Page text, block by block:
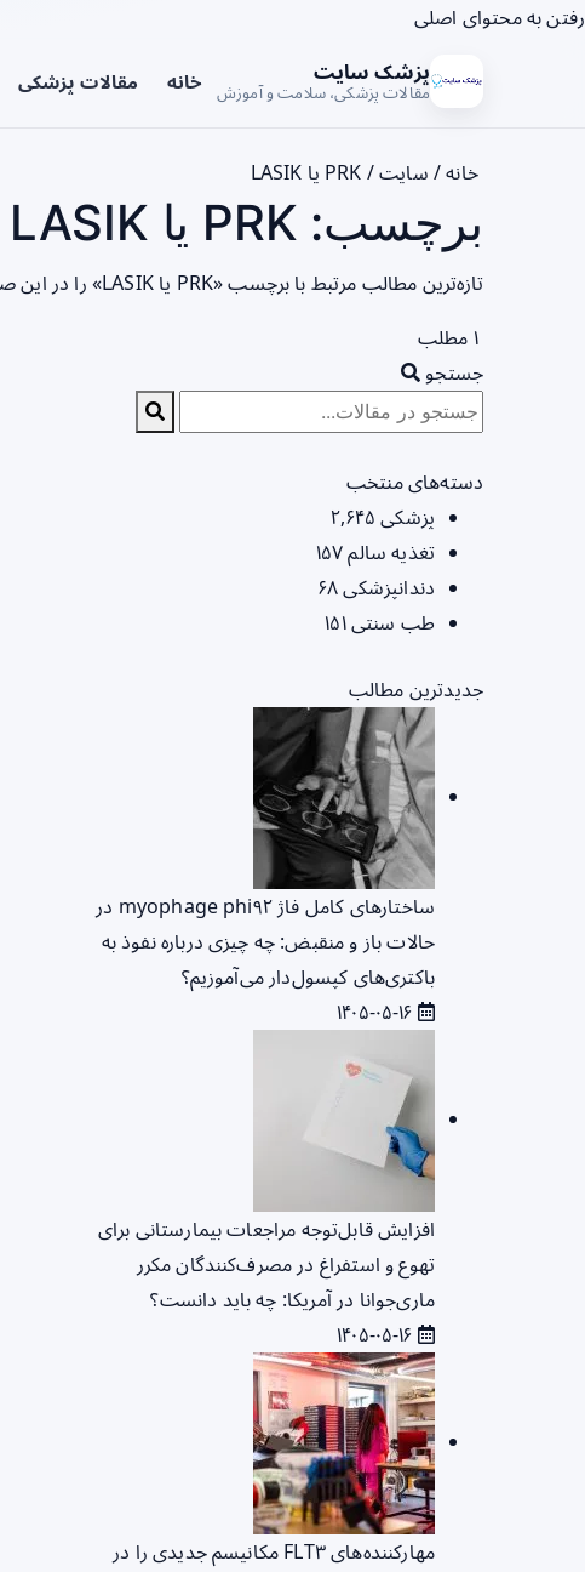
رفتن به محتوای اصلی
پزشک سایت
مقالات پزشکی، سلامت و آموزش خانه مقالات پزشکی
خانه/ سایت/ PRK یا LASIK
برچسب: PRK یا LASIK - صفحه 1
تازه‌ترین مطالب مرتبط با برچسب «PRK یا LASIK» را در این صفحه مشاهده می‌کنید.
۱ مطلب
جستجو
دسته‌های منتخب
پزشکی ۲,۶۴۵
تغذیه سالم۱۵۷
دندانپزشکی۶۸
طب سنتی۱۵۱
جدیدترین مطالب
ساختارهای کامل فاژ myophage phi۹۲ در
حالات باز و منقبض: چه چیزی درباره نفوذ به
باکتری‌های کپسول‌دار می‌آموزیم؟
افزایش قابل‌توجه مراجعات بیمارستانی برای
تهوع و استفراغ در مصرف‌کنندگان مکرر
ماری‌جوانا در آمریکا: چه باید دانست؟
مهارکننده‌های FLT۳ مکانیسم جدیدی را در